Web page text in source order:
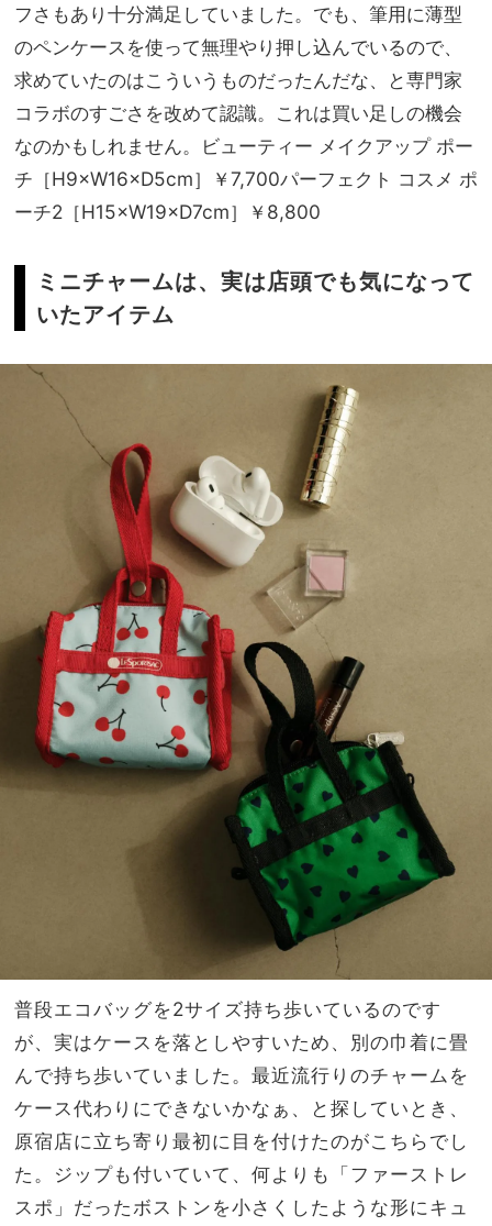
フさもあり十分満足していました。でも、筆用に薄型
のペンケースを使って無理やり押し込んでいるので、
求めていたのはこういうものだったんだな、と専門家
コラボのすごさを改めて認識。これは買い足しの機会
なのかもしれません。ビューティー メイクアップ ポー
チ［H9×W16×D5cm］￥7,700パーフェクト コスメ ポ
ーチ2［H15×W19×D7cm］￥8,800
ミニチャームは、実は店頭でも気になって
いたアイテム
普段エコバッグを2サイズ持ち歩いているのです
が、実はケースを落としやすいため、別の巾着に畳
んで持ち歩いていました。最近流行りのチャームを
ケース代わりにできないかなぁ、と探していとき、
原宿店に立ち寄り最初に目を付けたのがこちらでし
た。ジップも付いていて、何よりも「ファーストレ
スポ」だったボストンを小さくしたような形にキュ